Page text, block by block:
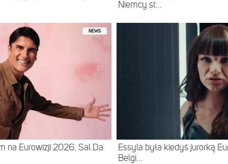
Niemcy st...
NEWS
na Eurowizji 2026. Sal Da
Essyla była kiedyś jurorką
Belgi...